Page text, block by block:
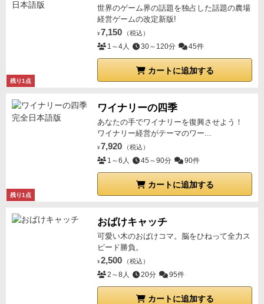
残り1点
世界のゲーム界の話題を独占した話題の農場
経営ゲームの改定新版!
¥ 7,150 （税込）
1～4人 30～120分 45件
カートに追加する
残り1点
ワイナリーの四季
あなたの手でワイナリーを復興させよう！
ワイナリー経営がテーマのワー...
¥ 7,920 （税込）
1～6人 45～90分 90件
カートに追加する
おばけキャッチ
可愛い木のおばけコマ。脳をひねって全力ス
ピード勝負。
¥ 2,500 （税込）
2～8人 20分 95件
カートに追加する